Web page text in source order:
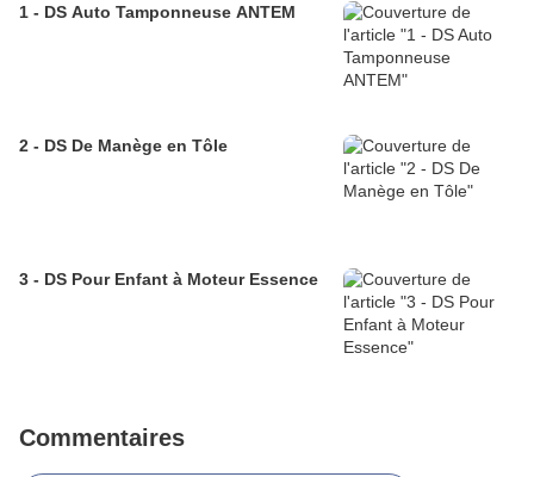
1 - DS Auto Tamponneuse ANTEM
2 - DS De Manège en Tôle
3 - DS Pour Enfant à Moteur Essence
Commentaires